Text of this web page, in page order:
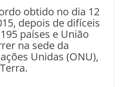
obtido no dia 12
depois de difíceis
países e União
na sede da
Unidas (ONU),